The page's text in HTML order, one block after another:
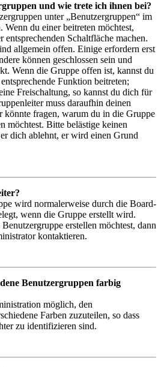
und wie trete ich ihnen bei?
unter „Benutzergruppen“ im
Wenn du einer beitreten möchtest,
entsprechenden Schaltfläche machen.
allgemein offen. Einige erfordern erst
können geschlossen sein und
Wenn die Gruppe offen ist, kannst du
Funktion beitreten;
Freischaltung, so kannst du dich für
muss daraufhin deinen
könnte fragen, warum du in die Gruppe
möchtest. Bitte belästige keinen
dich ablehnt, er wird einen Grund
wird normalerweise durch die Board-
wenn die Gruppe erstellt wird.
erstellen möchtest, dann
kontaktieren.
Benutzergruppen farbig
möglich, den
Farben zuzuteilen, so dass
zu identifizieren sind.